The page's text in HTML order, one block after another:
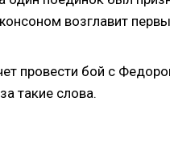
возглавит
провести бой с
за такие слова.